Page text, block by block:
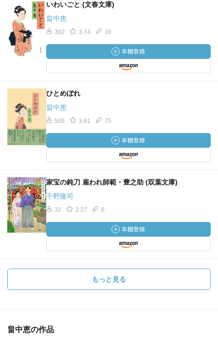
いわいごと (文春文庫)
畠中恵
302 3.74 16
ひとめぼれ
畠中恵
505 3.61 75
家宝の鈍刀 雇われ師範・豊之助 (双葉文庫)
千野隆司
32 3.27 6
もっと見る
畠中恵の作品